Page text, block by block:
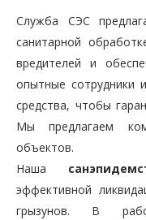
Служба СЭС
санитарной
вредителей и
опытные сотрудники
средства, чтобы
Мы предлагаем
объектов.
Наша
эффективной
грызунов. В